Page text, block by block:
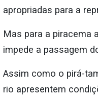
apropriadas para a
Mas para a piracema
impede a passagem
Assim como o pirá-
rio apresentem